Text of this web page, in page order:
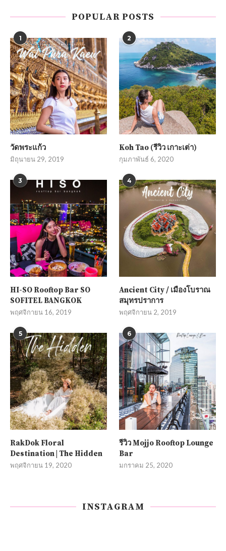
POPULAR POSTS
1
วัดพระแก้ว
มิถุนายน 29, 2019
2
Koh Tao (รีวิว เกาะเต่า)
กุมภาพันธ์ 6, 2020
3
HI-SO Rooftop Bar SO
SOFITEL BANGKOK
พฤศจิกายน 16, 2019
4
Ancient City / เมืองโบราณ
สมุทรปราการ
พฤศจิกายน 2, 2019
5
RakDok Floral
Destination | The Hidden
พฤศจิกายน 19, 2020
6
รีวิว Mojjo Rooftop Lounge
Bar
มกราคม 25, 2020
INSTAGRAM